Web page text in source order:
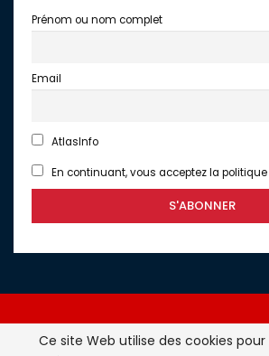
Prénom ou nom complet
Email
AtlasInfo
En continuant, vous acceptez la
Ce site Web utilise des cookies